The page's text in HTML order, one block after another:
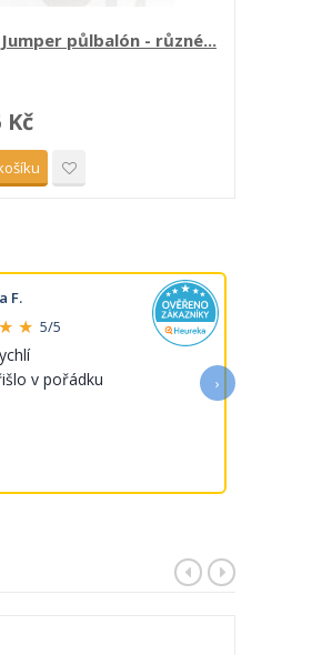
Jumper půlbalón - různé...
Kč
F.
★ 5/5
v pořádku
›